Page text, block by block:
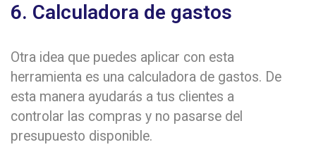
6. Calculadora de gastos
Otra idea que puedes aplicar con esta
herramienta es una calculadora de gastos. De
esta manera ayudarás a tus clientes a
controlar las compras y no pasarse del
presupuesto disponible.